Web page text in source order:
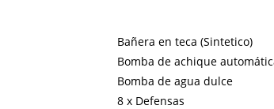
Bañera en teca (Sintetico)
Bomba de achique
Bomba de agua dulce
8 x Defensas